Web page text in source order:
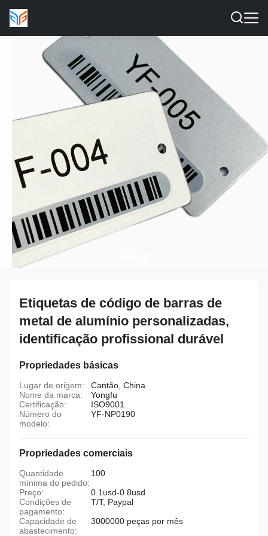
Etiquetas de código de barras de
metal de alumínio personalizadas,
identificação profissional durável
Propriedades básicas
Lugar de origem:
Cantão, China
Nome da marca:
Yongfu
Certificação:
ISO9001
Número do
modelo:
YF-NP0190
Propriedades comerciais
Quantidade
mínima do pedido:
100
Preço:
0.1usd-0.8usd
Condições de
pagamento:
T/T, Paypal
Capacidade de
abastecimento:
3000000 peças por mês